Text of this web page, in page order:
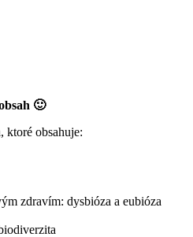
🙂
, ktoré obsahuje:
zdravím: dys­bióza a eubióza